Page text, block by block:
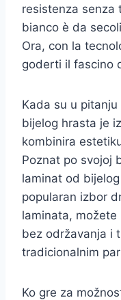
resistenza senza
bianco è da
Ora, con la
goderti il ​​fascino
Kada su u
bijelog hrasta je
kombinira
Poznat po svojoj
laminat od
popularan izbor
laminata,
bez održavanja i
tradicionalnim
Ko gre za